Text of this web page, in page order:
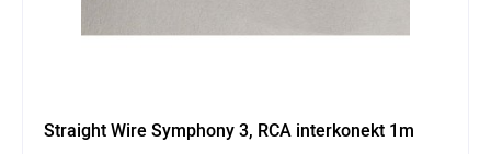
Straight Wire Symphony 3, RCA interkonekt 1m